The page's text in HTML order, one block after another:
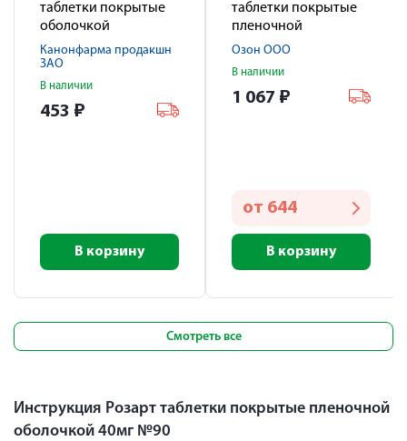
таблетки покрытые
оболочкой
пленочной 40мг № 30
Канонфарма продакшн
ЗАО
В наличии
453 ₽
В корзину
таблетки покрытые
пленочной
оболочкой 40мг №30
Озон ООО
В наличии
1 067 ₽
от 644
В корзину
Смотреть все
Инструкция Розарт таблетки покрытые пленочной
оболочкой 40мг №90